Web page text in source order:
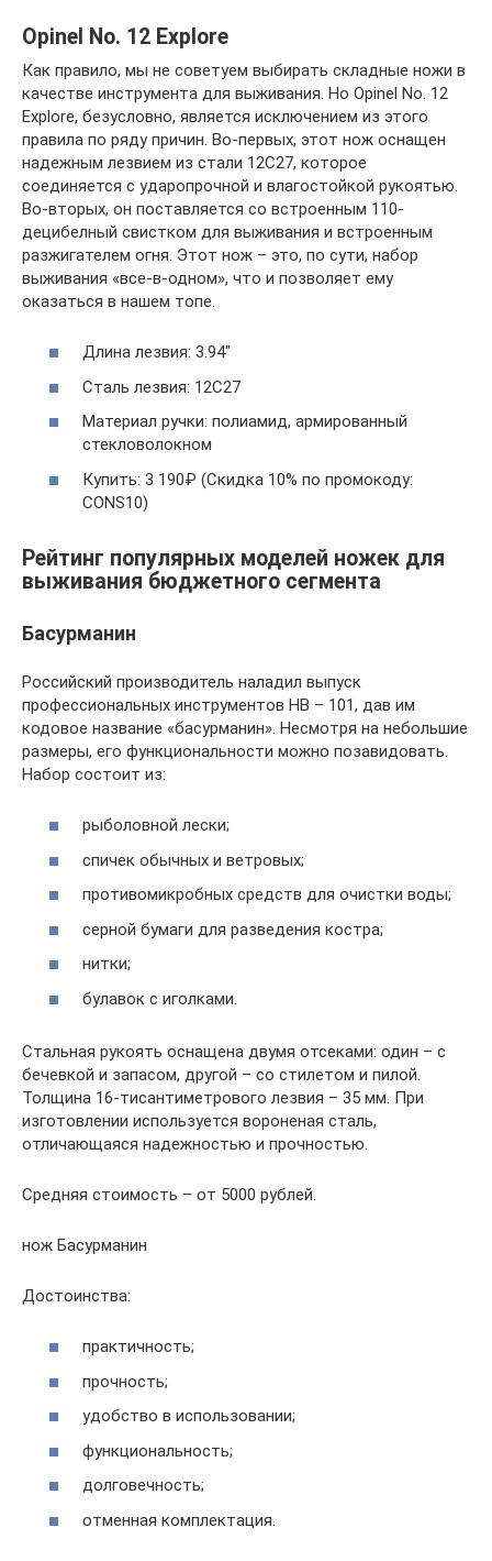
Opinel No. 12 Explore
Как правило, мы не советуем выбирать складные ножи в
качестве инструмента для выживания. Но Opinel No. 12
Explore, безусловно, является исключением из этого
правила по ряду причин. Во-первых, этот нож оснащен
надежным лезвием из стали 12C27, которое
соединяется с ударопрочной и влагостойкой рукоятью.
Во-вторых, он поставляется со встроенным 110-
децибелный свистком для выживания и встроенным
разжигателем огня. Этот нож – это, по сути, набор
выживания «все-в-одном», что и позволяет ему
оказаться в нашем топе.
Длина лезвия: 3.94″
Сталь лезвия: 12C27
Материал ручки: полиамид, армированный
стекловолокном
Купить: 3 190₽ (Скидка 10% по промокоду:
CONS10)
Рейтинг популярных моделей ножек для
выживания бюджетного сегмента
Басурманин
Российский производитель наладил выпуск
профессиональных инструментов НВ – 101, дав им
кодовое название «басурманин». Несмотря на небольшие
размеры, его функциональности можно позавидовать.
Набор состоит из:
рыболовной лески;
спичек обычных и ветровых;
противомикробных средств для очистки воды;
серной бумаги для разведения костра;
нитки;
булавок с иголками.
Стальная рукоять оснащена двумя отсеками: один – с
бечевкой и запасом, другой – со стилетом и пилой.
Толщина 16-тисантиметрового лезвия – 35 мм. При
изготовлении используется вороненая сталь,
отличающаяся надежностью и прочностью.
Средняя стоимость – от 5000 рублей.
нож Басурманин
Достоинства:
практичность;
прочность;
удобство в использовании;
функциональность;
долговечность;
отменная комплектация.